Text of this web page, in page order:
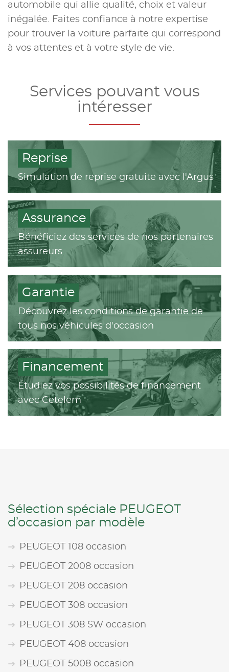
automobile qui allie qualité, choix et valeur
inégalée. Faites confiance à notre expertise
pour trouver la voiture parfaite qui correspond
à vos attentes et à votre style de vie.
Services pouvant vous
intéresser
Reprise
Simulation de reprise gratuite avec l'Argus
Assurance
Bénéficiez des services de nos partenaires
assureurs
Garantie
Découvrez les conditions de garantie de
tous nos véhicules d'occasion
Financement
Étudiez vos possibilités de financement
avec Cetelem
Sélection spéciale PEUGEOT
d’occasion par modèle
PEUGEOT 108 occasion
PEUGEOT 2008 occasion
PEUGEOT 208 occasion
PEUGEOT 308 occasion
PEUGEOT 308 SW occasion
PEUGEOT 408 occasion
PEUGEOT 5008 occasion